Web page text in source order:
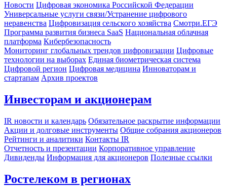
Новости Цифровая экономика Российской Федерации
Универсальные услуги связи/Устранение цифрового
неравенства Цифровизация сельского хозяйства Смотри.ЕГЭ
Программа развития бизнеса SaaS Национальная облачная
платформа Кибербезопасность
Мониторинг глобальных трендов цифровизации Цифровые
технологии на выборах Единая биометрическая система
Цифровой регион Цифровая медицина Инноваторам и
стартапам Архив проектов
Инвесторам и акционерам
IR новости и календарь Обязательное раскрытие информации
Акции и долговые инструменты Общие собрания акционеров
Рейтинги и аналитики Контакты IR
Отчетность и презентации Корпоративное управление
Дивиденды Информация для акционеров Полезные ссылки
Ростелеком в регионах